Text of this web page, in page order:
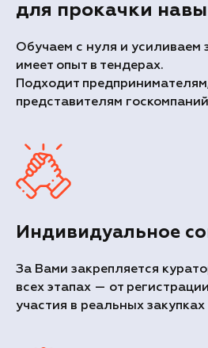
для прокачки
Обучаем с нуля и усиливаем
имеет опыт в тендерах.
Подходит
представителям госкомпаний
Индивидуальное
За Вами закрепляется
всех этапах — от
участия в реальных закупках